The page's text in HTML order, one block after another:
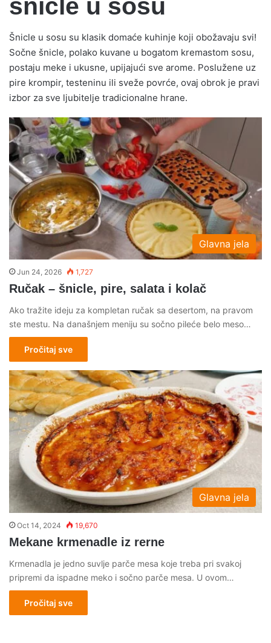
šnicle u sosu
Šnicle u sosu su klasik domaće kuhinje koji obožavaju svi!
Sočne šnicle, polako kuvane u bogatom kremastom sosu,
postaju meke i ukusne, upijajući sve arome. Poslužene uz
pire krompir, testeninu ili sveže povrće, ovaj obrok je pravi
izbor za sve ljubitelje tradicionalne hrane.
Glavna jela
Jun 24, 2026 1,727
Ručak – šnicle, pire, salata i kolač
Ako tražite ideju za kompletan ručak sa desertom, na pravom
ste mestu. Na današnjem meniju su sočno pileće belo meso…
Pročitaj sve
Glavna jela
Oct 14, 2024 19,670
Mekane krmenadle iz rerne
Krmenadla je jedno suvlje parče mesa koje treba pri svakoj
pripremi da ispadne meko i sočno parče mesa. U ovom…
Pročitaj sve